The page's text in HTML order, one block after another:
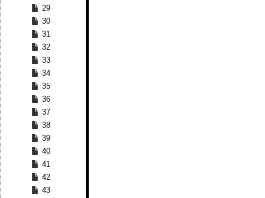
29
30
31
32
33
34
35
36
37
38
39
40
41
42
43